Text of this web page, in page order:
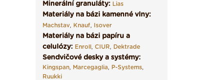
Minerální granuláty: Lias
Materiály na bázi kamenné vlny:
Machstav, Knauf, Isover
Materiály na bázi papíru a
celulózy: Enroll, CIUR, Dektrade
Sendvičové desky a systémy:
Kingspan, Marcegaglia, P-Systems,
Ruukki